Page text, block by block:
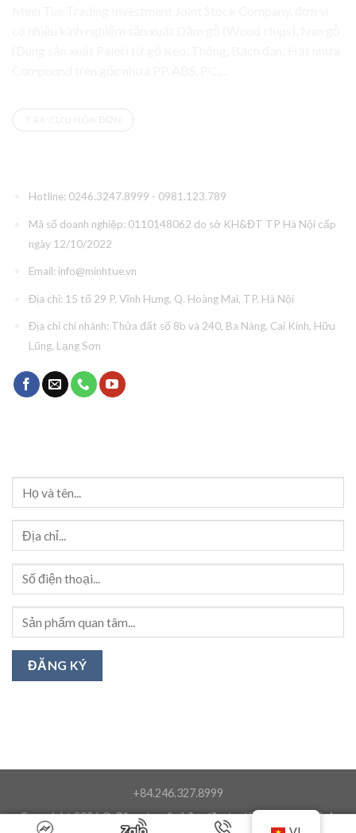
Hotline: 0246.3247.8999 - 0981.123.789
Mã số doanh nghiệp: 0110148062 do sở KH&ĐT TP Hà Nội cấp
ngày 12/10/2022
Email: info@minhtue.vn
Địa chỉ: 15 tổ 29 P. Vĩnh Hưng, Q. Hoàng Mai, TP. Hà Nội
Địa chỉ chi nhánh: Thửa đất số 8b và 240, Ba Nàng, Cai Kinh, Hữu
Lũng, Lạng Sơn
+84.246.327.8999
Copyright 2026 ©Công ty cổ phần đầu tư thương mại Minh